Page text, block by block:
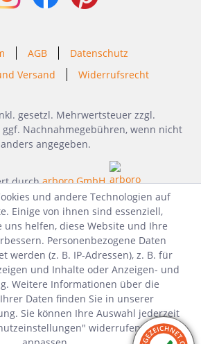
AGB
Datenschutz
Versand
Widerrufsrecht
gesetzl. Mehrwertsteuer zzgl.
ggf. Nachnahmegebühren, wenn nicht
anders angegeben.
durcharboro GmbH
und andere Technologien auf
Einige von ihnen sind essenziell,
uns helfen, diese Website und Ihre
Personenbezogene Daten
werden (z. B. IP-Adressen), z. B. für
und Inhalte oder Anzeigen- und
Weitere Informationen über die
Daten finden Sie in unserer
Sie können Ihre Auswahl jederzeit
widerrufen oder